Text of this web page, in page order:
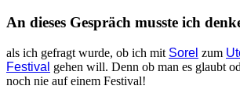
An dieses Gespräch musste ich
als ich gefragt wurde, ob ich mit Sorel zum
Festival gehen will. Denn ob man es glaubt
noch nie auf einem Festival!